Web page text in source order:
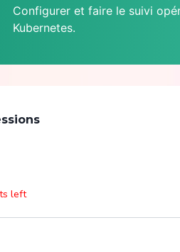
Configurer et faire le suivi
Kubernetes.
left